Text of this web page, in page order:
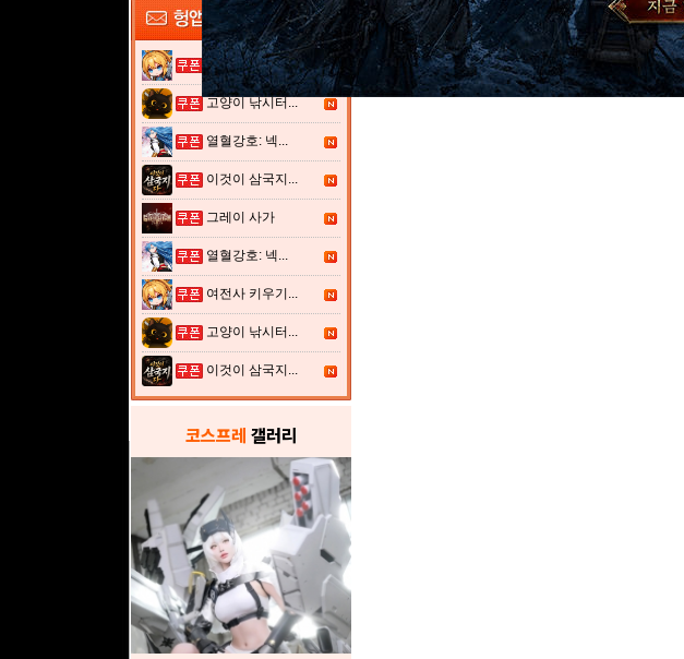
여전사 키우기...
고양이 낚시터...
열혈강호: 넥...
이것이 삼국지...
그레이 사가
열혈강호: 넥...
여전사 키우기...
고양이 낚시터...
이것이 삼국지...
코스프레 갤러리